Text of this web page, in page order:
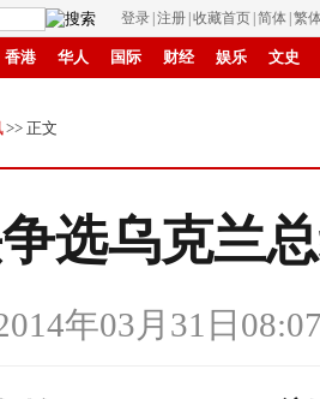
登录 注册 收藏首页 简体 繁
香港 华人 国际 财经 娱乐 文史
>> 正文
选乌克兰
年03月31日